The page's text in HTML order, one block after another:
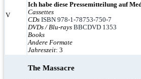
V
Ich habe diese Pressemitteilung auf
Cassettes
CDs ISBN 978-1-78753-750-7
DVDs / Blu-rays BBCDVD 1353
Books
Andere Formate
Jahreszeit: 3
The Massacre